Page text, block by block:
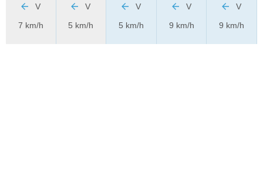
V
7 km/h
V
5 km/h
V
5 km/h
V
9 km/h
V
9 km/h